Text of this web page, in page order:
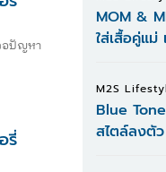
อปัญหา
รี่
MOM &
ใส่เสื้อคู่แ
M2S
Blue
สไตล์ลงตัว